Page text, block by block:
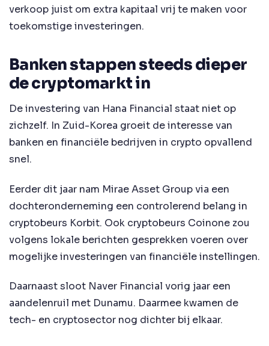
verkoop juist om extra kapitaal vrij te maken voor
toekomstige investeringen.
Banken stappen steeds dieper
de cryptomarkt in
De investering van Hana Financial staat niet op
zichzelf. In Zuid-Korea groeit de interesse van
banken en financiële bedrijven in crypto opvallend
snel.
Eerder dit jaar nam Mirae Asset Group via een
dochteronderneming een controlerend belang in
cryptobeurs Korbit. Ook cryptobeurs Coinone zou
volgens lokale berichten gesprekken voeren over
mogelijke investeringen van financiële instellingen.
Daarnaast sloot Naver Financial vorig jaar een
aandelenruil met Dunamu. Daarmee kwamen de
tech- en cryptosector nog dichter bij elkaar.